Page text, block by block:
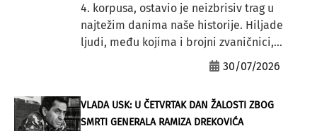
4. korpusa, ostavio je neizbrisiv trag u
najtežim danima naše historije. Hiljade
ljudi, među kojima i brojni zvaničnici,...
30/07/2026
VLADA USK: U ČETVRTAK DAN ŽALOSTI ZBOG
SMRTI GENERALA RAMIZA DREKOVIĆA